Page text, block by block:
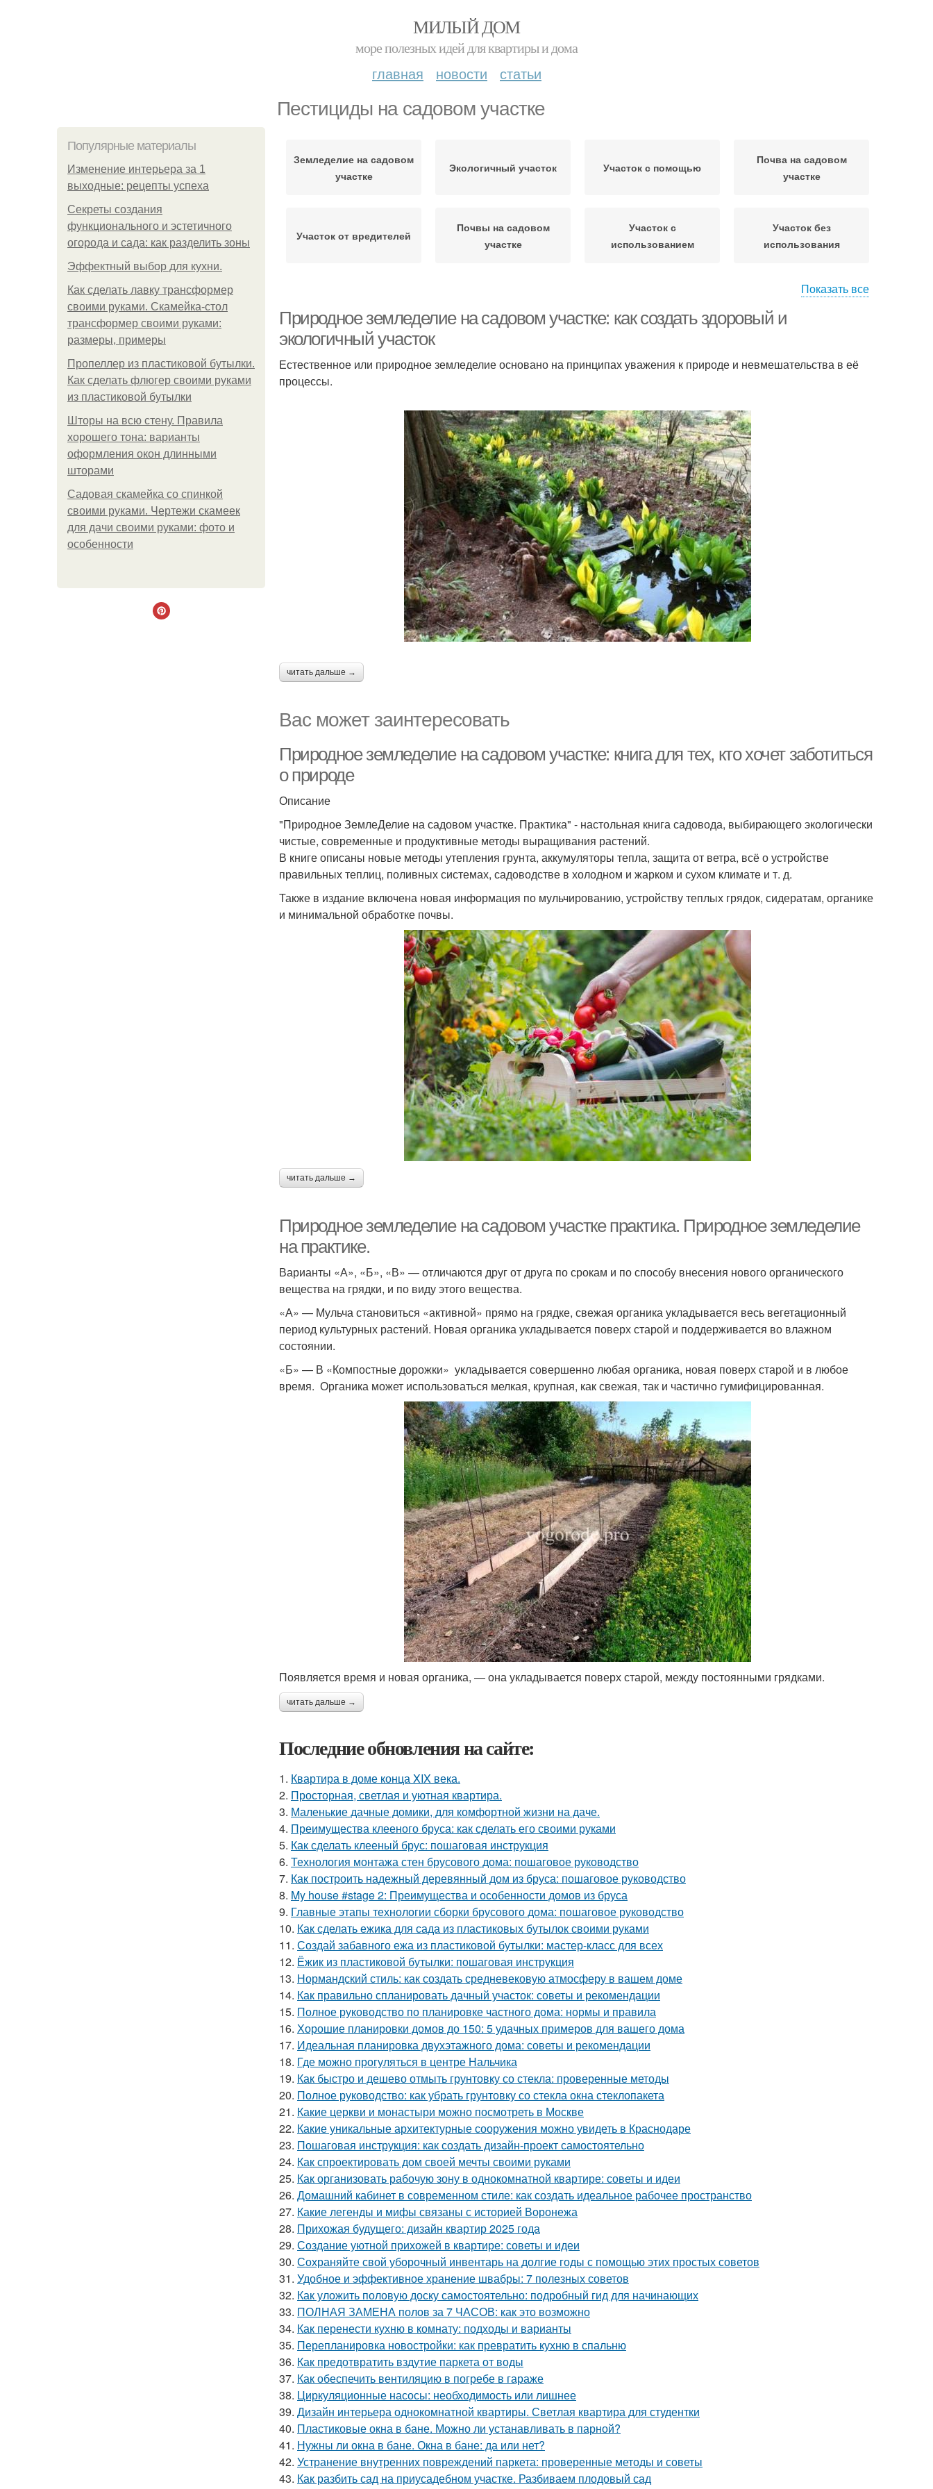
МИЛЫЙ ДОМ
море полезных идей для квартиры и дома
главная новости статьи
Пестициды на садовом участке
Популярные материалы
Изменение интерьера за 1
выходные: рецепты успеха
Секреты создания
функционального и эстетичного
огорода и сада: как разделить зоны
Эффектный выбор для кухни.
Как сделать лавку трансформер
своими руками. Скамейка-стол
трансформер своими руками:
размеры, примеры
Пропеллер из пластиковой бутылки.
Как сделать флюгер своими руками
из пластиковой бутылки
Шторы на всю стену. Правила
хорошего тона: варианты
оформления окон длинными
шторами
Садовая скамейка со спинкой
своими руками. Чертежи скамеек
для дачи своими руками: фото и
особенности
Земледелие на садовом
участке
Экологичный участок Участок с помощью
Почва на садовом
участке
Участок от вредителей
Почвы на садовом
участке
Участок с
использованием
Участок без
использования
участке
Показать все
Природное земледелие на садовом участке: как создать здоровый и
экологичный участок
Естественное или природное земледелие основано на принципах уважения к природе и невмешательства в её
процессы.
читать дальше →
Вас может заинтересовать
Природное земледелие на садовом участке: книга для тех, кто хочет заботиться
о природе
Описание
"Природное ЗемлеДелие на садовом участке. Практика" - настольная книга садовода, выбирающего экологически
чистые, современные и продуктивные методы выращивания растений.
В книге описаны новые методы утепления грунта, аккумуляторы тепла, защита от ветра, всё о устройстве
правильных теплиц, поливных системах, садоводстве в холодном и жарком и сухом климате и т. д.
Также в издание включена новая информация по мульчированию, устройству теплых грядок, сидератам, органике
и минимальной обработке почвы.
читать дальше →
Природное земледелие на садовом участке практика. Природное земледелие
на практике.
Варианты «А», «Б», «В» — отличаются друг от друга по срокам и по способу внесения нового органического
вещества на грядки, и по виду этого вещества.
«А» — Мульча становиться «активной» прямо на грядке, свежая органика укладывается весь вегетационный
период культурных растений. Новая органика укладывается поверх старой и поддерживается во влажном
состоянии.
«Б» — В «Компостные дорожки» укладывается совершенно любая органика, новая поверх старой и в любое
время. Органика может использоваться мелкая, крупная, как свежая, так и частично гумифицированная.
Появляется время и новая органика, — она укладывается поверх старой, между постоянными грядками.
читать дальше →
Последние обновления на сайте:
1. Квартира в доме конца XIX века.
2. Просторная, светлая и уютная квартира.
3. Маленькие дачные домики, для комфортной жизни на даче.
4. Преимущества клееного бруса: как сделать его своими руками
5. Как сделать клееный брус: пошаговая инструкция
6. Технология монтажа стен брусового дома: пошаговое руководство
7. Как построить надежный деревянный дом из бруса: пошаговое руководство
8. My house #stage 2: Преимущества и особенности домов из бруса
9. Главные этапы технологии сборки брусового дома: пошаговое руководство
10. Как сделать ежика для сада из пластиковых бутылок своими руками
11. Создай забавного ежа из пластиковой бутылки: мастер-класс для всех
12. Ёжик из пластиковой бутылки: пошаговая инструкция
13. Нормандский стиль: как создать средневековую атмосферу в вашем доме
14. Как правильно спланировать дачный участок: советы и рекомендации
15. Полное руководство по планировке частного дома: нормы и правила
16. Хорошие планировки домов до 150: 5 удачных примеров для вашего дома
17. Идеальная планировка двухэтажного дома: советы и рекомендации
18. Где можно прогуляться в центре Нальчика
19. Как быстро и дешево отмыть грунтовку со стекла: проверенные методы
20. Полное руководство: как убрать грунтовку со стекла окна стеклопакета
21. Какие церкви и монастыри можно посмотреть в Москве
22. Какие уникальные архитектурные сооружения можно увидеть в Краснодаре
23. Пошаговая инструкция: как создать дизайн-проект самостоятельно
24. Как спроектировать дом своей мечты своими руками
25. Как организовать рабочую зону в однокомнатной квартире: советы и идеи
26. Домашний кабинет в современном стиле: как создать идеальное рабочее пространство
27. Какие легенды и мифы связаны с историей Воронежа
28. Прихожая будущего: дизайн квартир 2025 года
29. Создание уютной прихожей в квартире: советы и идеи
30. Сохраняйте свой уборочный инвентарь на долгие годы с помощью этих простых советов
31. Удобное и эффективное хранение швабры: 7 полезных советов
32. Как уложить половую доску самостоятельно: подробный гид для начинающих
33. ПОЛНАЯ ЗАМЕНА полов за 7 ЧАСОВ: как это возможно
34. Как перенести кухню в комнату: подходы и варианты
35. Перепланировка новостройки: как превратить кухню в спальню
36. Как предотвратить вздутие паркета от воды
37. Как обеспечить вентиляцию в погребе в гараже
38. Циркуляционные насосы: необходимость или лишнее
39. Дизайн интерьера однокомнатной квартиры. Светлая квартира для студентки
40. Пластиковые окна в бане. Можно ли устанавливать в парной?
41. Нужны ли окна в бане. Окна в бане: да или нет?
42. Устранение внутренних повреждений паркета: проверенные методы и советы
43. Как разбить сад на приусадебном участке. Разбиваем плодовый сад